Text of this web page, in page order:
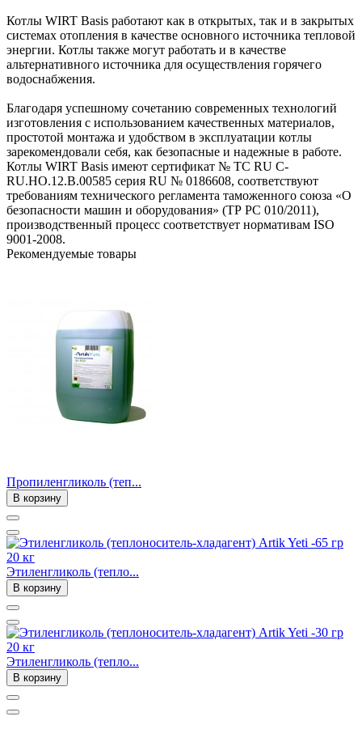
Котлы WIRT Basis работают как в открытых, так и в закрытых
системах отопления в качестве основного источника тепловой
энергии. Котлы также могут работать и в качестве
альтернативного источника для осуществления горячего
водоснабжения.
Благодаря успешному сочетанию современных технологий
изготовления с использованием качественных материалов,
простотой монтажа и удобством в эксплуатации котлы
зарекомендовали себя, как безопасные и надежные в работе.
Котлы WIRT Basis имеют сертификат № ТС RU C-
RU.HO.12.B.00585 серия RU № 0186608, соответствуют
требованиям технического регламента таможенного союза «О
безопасности машин и оборудования» (ТР РС 010/2011),
производственный процесс соответствует нормативам ISO
9001-2008.
Рекомендуемые товары
Пропиленгликоль (теп...
В корзину
Этиленгликоль (тепло...
В корзину
Этиленгликоль (тепло...
В корзину